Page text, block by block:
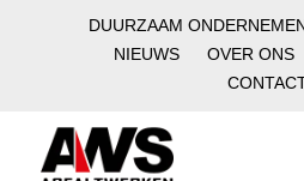
DUURZAAM
NIEUWS
OVER ONS